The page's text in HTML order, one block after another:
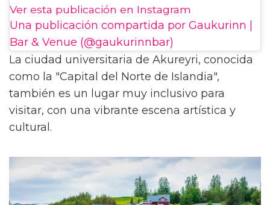
Ver esta publicación en Instagram
Una publicación compartida por Gaukurinn |
Bar & Venue (@gaukurinnbar)
La ciudad universitaria de Akureyri, conocida
como la "Capital del Norte de Islandia",
también es un lugar muy inclusivo para
visitar, con una vibrante escena artística y
cultural.